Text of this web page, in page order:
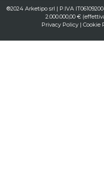
®2024 Arketipo srl | P.IVA
2.000.000,00 €
Privacy Policy| Cookie